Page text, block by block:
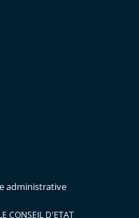
administrative
CONSEIL D'ETAT